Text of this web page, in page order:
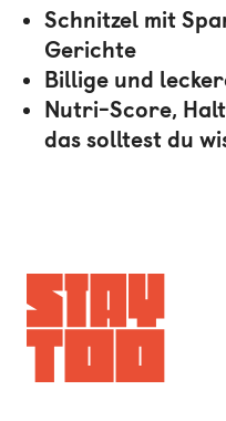
Schnitzel mit
Gerichte
Billige und
Nutri-Score,
das solltest du